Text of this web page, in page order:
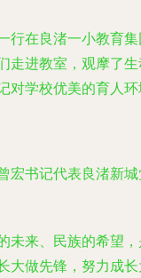
行在良渚一小教育
走进教室，观摩了
学校优美的育人
宏书记代表良渚新
未来、民族的希望
做先锋，努力成